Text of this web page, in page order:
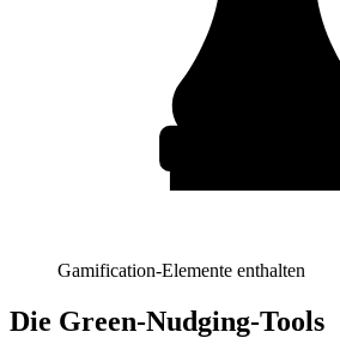
Gamification-Elemente enthalten
Die Green-Nudging-Tools